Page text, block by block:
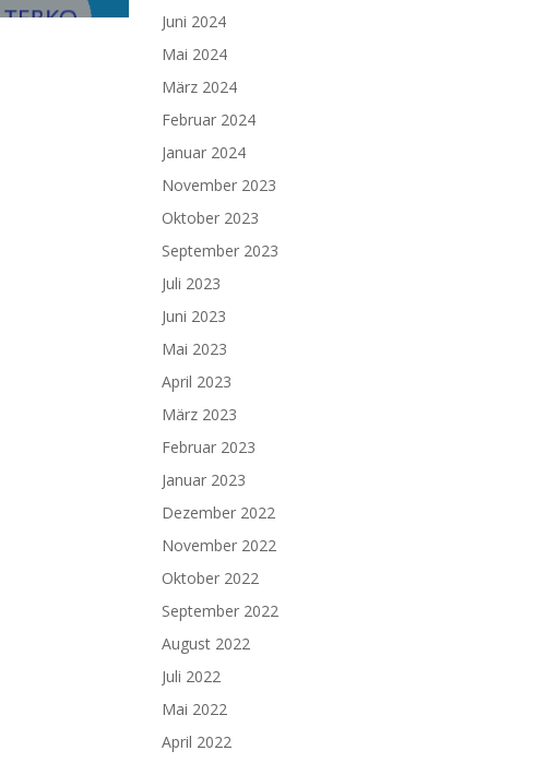
Juni 2024
Mai 2024
März 2024
Februar 2024
Januar 2024
November 2023
Oktober 2023
September 2023
Juli 2023
Juni 2023
Mai 2023
April 2023
März 2023
Februar 2023
Januar 2023
Dezember 2022
November 2022
Oktober 2022
September 2022
August 2022
Juli 2022
Mai 2022
April 2022